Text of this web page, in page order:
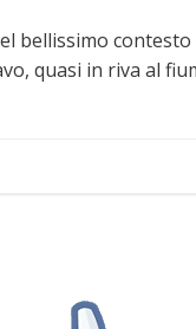
bellissimo contesto
quasi in riva al